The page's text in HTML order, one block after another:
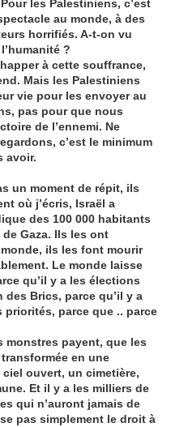
les Palestiniens, c’est
au monde, à des
horrifiés. A-t-on vu
?
à cette souffrance,
Mais les Palestiniens
vie pour les envoyer au
pas pour que nous
de l’ennemi. Ne
c’est le minimum
avoir.
un moment de répit, ils
où j’écris, Israël a
des 100 000 habitants
Gaza. Ils les ont
ils les font mourir
Le monde laisse
qu’il y a les élections
des Brics, parce qu’il y a
priorités, parce que .. parce
monstres payent, que les
en une
ouvert, un cimetière,
Et il y a les milliers de
qui n’auront jamais de
pas simplement le droit à